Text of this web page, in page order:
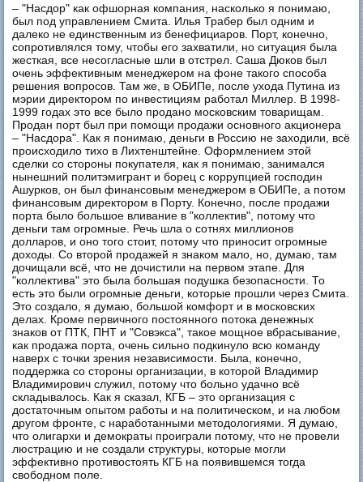
– "Насдор" как офшорная компания, насколько я понимаю,
был под управлением Смита. Илья Трабер был одним и
далеко не единственным из бенефициаров. Порт, конечно,
сопротивлялся тому, чтобы его захватили, но ситуация была
жесткая, все несогласные шли в отстрел. Саша Дюков был
очень эффективным менеджером на фоне такого способа
решения вопросов. Там же, в ОБИПе, после ухода Путина из
мэрии директором по инвестициям работал Миллер. В 1998-
1999 годах это все было продано московским товарищам.
Продан порт был при помощи продажи основного акционера
– "Насдора". Как я понимаю, деньги в Россию не заходили, всё
происходило тихо в Лихтенштейне. Оформлением этой
сделки со стороны покупателя, как я понимаю, занимался
нынешний политэмигрант и борец с коррупцией господин
Ашурков, он был финансовым менеджером в ОБИПе, а потом
финансовым директором в Порту. Конечно, после продажи
порта было большое вливание в "коллектив", потому что
деньги там огромные. Речь шла о сотнях миллионов
долларов, и оно того стоит, потому что приносит огромные
доходы. Со второй продажей я знаком мало, но, думаю, там
дочищали всё, что не дочистили на первом этапе. Для
"коллектива" это была большая подушка безопасности. То
есть это были огромные деньги, которые прошли через Смита.
Это создало, я думаю, большой комфорт и в московских
делах. Кроме первичного постоянного потока денежных
знаков от ПТК, ПНТ и "Совэкса", такое мощное вбрасывание,
как продажа порта, очень сильно подкинуло всю команду
наверх с точки зрения независимости. Была, конечно,
поддержка со стороны организации, в которой Владимир
Владимирович служил, потому что больно удачно всё
складывалось. Как я сказал, КГБ – это организация с
достаточным опытом работы и на политическом, и на любом
другом фронте, с наработанными методологиями. Я думаю,
что олигархи и демократы проиграли потому, что не провели
люстрацию и не создали структуры, которые могли
эффективно противостоять КГБ на появившемся тогда
свободном поле.